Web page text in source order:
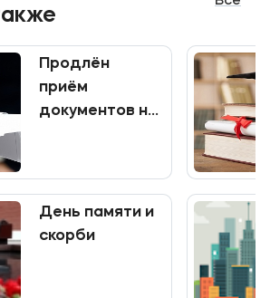
Продлён
приём
документов на
профессионального
образования
День памяти и
скорби